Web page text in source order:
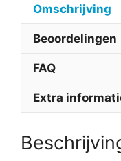
Omschrijving
Beoordelingen
FAQ
Extra